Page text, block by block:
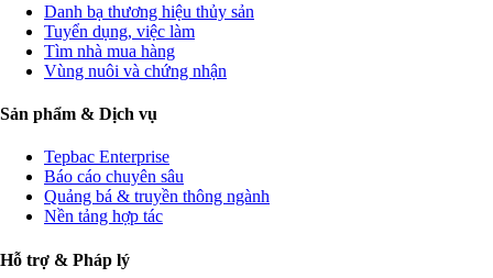
Danh bạ thương hiệu thủy sản
Tuyển dụng, việc làm
Tìm nhà mua hàng
Vùng nuôi và chứng nhận
Sản phẩm & Dịch vụ
Tepbac Enterprise
Báo cáo chuyên sâu
Quảng bá & truyền thông ngành
Nền tảng hợp tác
Hỗ trợ & Pháp lý